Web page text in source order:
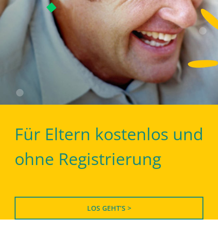
Für Eltern kostenlos und
ohne Registrierung
LOS GEHT’S >